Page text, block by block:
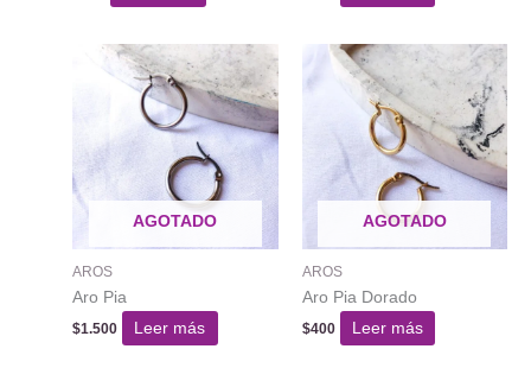
AGOTADO
AROS
Aro Pia
$1.500 Leer más
AGOTADO
AROS
Aro Pia Dorado
$400 Leer más